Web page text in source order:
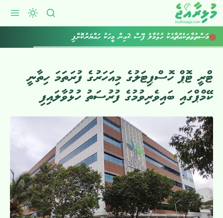
މަސްތުވާތަކެއްޗާއެކު ހުޅުމާލެ ފޭސް 2އިން މީހަކު ހައްޔަރުކޮށްފި
ޓްރީ ޓޮޕް ހޮސްޕިޓަލުގެ މިއަހަރުގެ ފުރަތަމަ ހިތާނީ
ކޭމްޕްގައި ބައިވެރިވުމުގެ ފުރުސަތު ހުޅުވާލައިފި